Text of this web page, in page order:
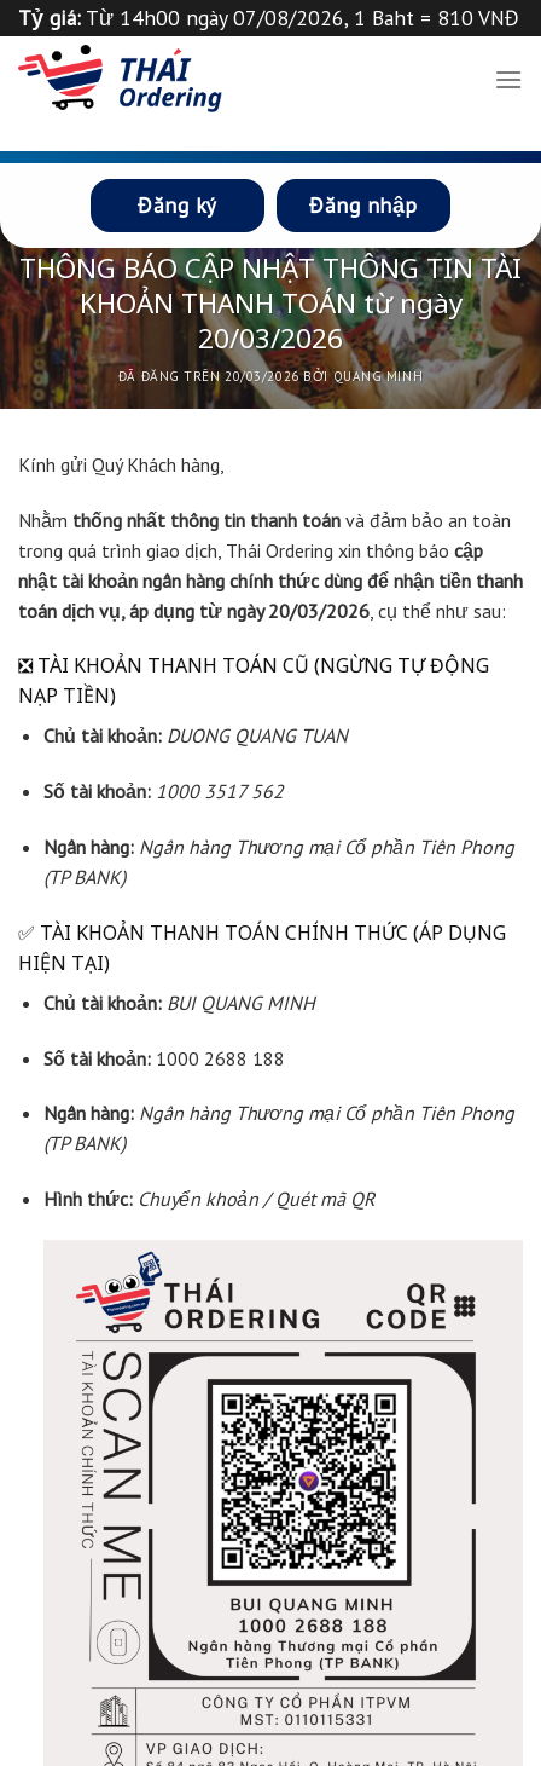
Chuyển
nội
Tỷ giá: Từ 14h00 ngày 07/08/2026, 1 Baht = 810 VNĐ
Tỉ giá 1 ฿=
Đăng ký Đăng nhập
TIN THÁI ORDERING,TIN TỨC
THÔNG BÁO CẬP NHẬT THÔNG TIN TÀI
KHOẢN THANH TOÁN từ ngày
20/03/2026
ĐÃ ĐĂNG TRÊN 20/03/2026 BỞI QUANG MINH
Kính gửi Quý Khách hàng,
Nhằm thống nhất thông tin thanh toán và đảm bảo an toàn
trong quá trình giao dịch, Thái Ordering xin thông báo cập
nhật tài khoản ngân hàng chính thức dùng để nhận tiền thanh
toán dịch vụ, áp dụng từ ngày 20/03/2026 , cụ thể như sau:
❎ TÀI KHOẢN THANH TOÁN CŨ (NGỪNG TỰ ĐỘNG
NẠP TIỀN)
Chủ tài khoản: DUONG QUANG TUAN
Số tài khoản: 1000 3517 562
Ngân hàng: Ngân hàng Thương mại Cổ phần Tiên Phong
(TP BANK)
✅ TÀI KHOẢN THANH TOÁN CHÍNH THỨC (ÁP DỤNG
HIỆN TẠI)
Chủ tài khoản: BUI QUANG MINH
Số tài khoản:1000 2688 188
Ngân hàng: Ngân hàng Thương mại Cổ phần Tiên Phong
(TP BANK)
Hình thức: Chuyển khoản / Quét mã QR